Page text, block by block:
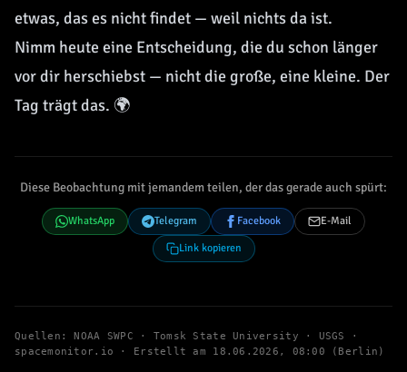
etwas, das es nicht findet — weil nichts da ist.
Nimm heute eine Entscheidung, die du schon länger
vor dir herschiebst — nicht die große, eine kleine. Der
Tag trägt das. 🌍
Diese Beobachtung mit jemandem teilen, der das gerade auch spürt:
WhatsApp Telegram Facebook
E-Mail
Link kopieren
Quellen: NOAA SWPC · Tomsk State University · USGS ·
spacemonitor.io · Erstellt am 18.06.2026, 08:00 (Berlin)